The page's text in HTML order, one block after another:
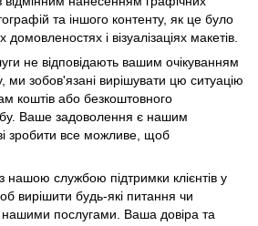
та іншого контенту, як це було
і візуалізаціях макетів.
не відповідають вашим очікуванням
ми зобов'язані вирішувати цю ситуацію
коштів або безкоштовного
Ваше задоволення є нашим
зробити все можливе, щоб
нашою службою підтримки клієнтів у
вирішити будь-які питання чи
нашими послугами. Ваша довіра та